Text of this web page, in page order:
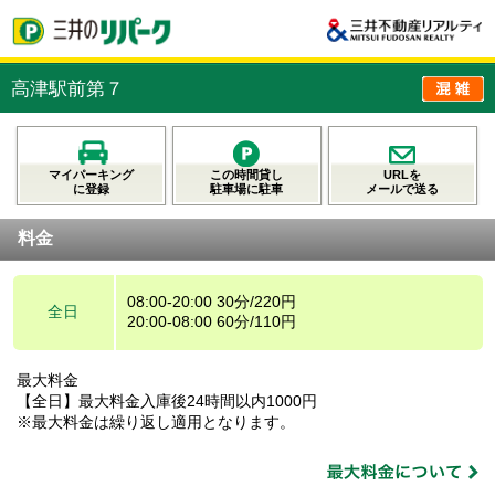
高津駅前第７
マイパーキング
に登録
この時間貸し
駐車場に駐車
URLを
メールで送る
料金
全日
08:00-20:00 30分/220円
20:00-08:00 60分/110円
最大料金
【全日】最大料金入庫後24時間以内1000円
※最大料金は繰り返し適用となります。